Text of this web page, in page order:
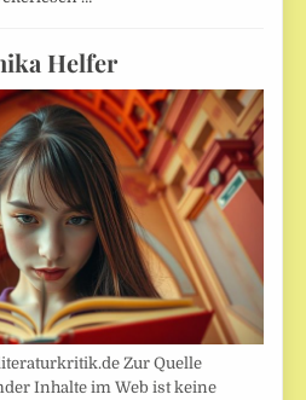
Helfer
Zur Quelle
Inhalte im Web ist keine